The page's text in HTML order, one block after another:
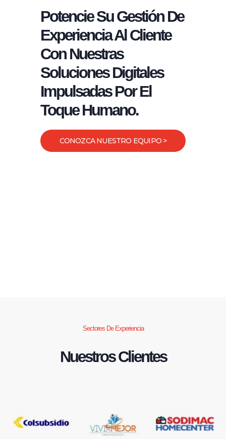
Potencie Su Gestión De
Experiencia Al Cliente
Con Nuestras
Soluciones Digitales
Impulsadas Por El
Toque Humano.
CONOZCA NUESTRO EQUIPO >
Sectores De Experiencia
Nuestros Clientes